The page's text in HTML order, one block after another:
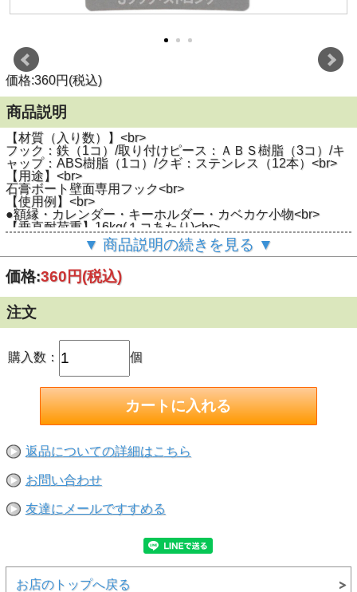
価格:360円(税込)
商品説明
【材質（入り数）】<br>
フック：鉄（1コ）/取り付けピース：ＡＢＳ樹脂（3コ）/キ
ャップ：ABS樹脂（1コ）/クギ：ステンレス（12本）<br>
【用途】<br>
石膏ボート壁面専用フック<br>
【使用例】<br>
●額縁・カレンダー・キーホルダー・カベカケ小物<br>
【垂直耐荷重】16kg(１コあたり)<br>
●クギがクロスして壁にしっかり固定<br>
●抜き後が目立たない<br>
●コインでかんたん取り付け<br>
●クロス貼りの石膏ボード壁（9.5ｍｍ以上）<br>
●薄ベニア（5ｍｍ以上）<br>
※ベニアなどの木質新建材には金槌を用意してください。
【取り付けられない所・材質】<br>
●コンクリート、レンガ、ブロック、などの固い壁<br>
●土壁、しっくいなどのもろい壁<br>
●京壁<br>
●吸音ボード（石こう・ロックウール）<br>
●ベニアなどの木質新建材には金槌を用意してください。
●貴重品や壊れやすいものは掛けないでください<br>
▼ 商品説明の続きを見る ▼
価格:360円(税込)
注文
購入数： 個
返品についての詳細はこちら
お問い合わせ
友達にメールですすめる
お店のトップへ戻る